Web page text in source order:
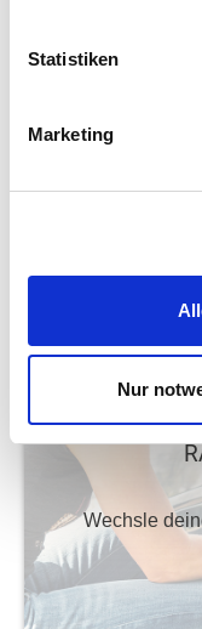
Statistiken
Marketing
Nur
Weniger
Wechsle